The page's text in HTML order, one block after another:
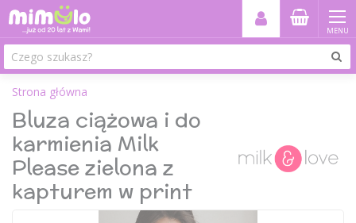
MENU
Strona główna
Bluza ciążowa i do
karmienia Milk
Please zielona z
kapturem w print